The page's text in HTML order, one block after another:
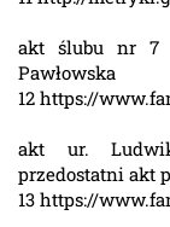
akt ślubu nr 7
Pawłowska
12 https://
akt ur.
przedostatni akt
13 https://